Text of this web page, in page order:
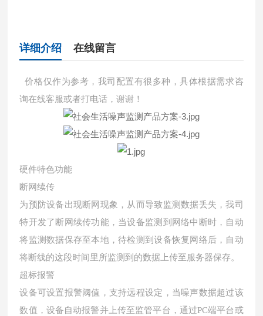
详细介绍 在线留言
价格仅作为参考，我司配置有很多种，具体根据需求咨
询在线客服或者打电话，谢谢！
硬件特色功能
断网续传
为预防设备出现断网现象，从而导致监测数据丢失，我司
特开发了断网续传功能，当设备监测到网络中断时，自动
将监测数据保存至本地，待检测到设备恢复网络后，自动
将断线的这段时间里所监测到的数据上传至服务器保存。
超标报警
设备可设置报警阈值，支持远程设定，当噪声数据超过该
数值，设备自动报警并上传至监管平台，通过PC端平台或